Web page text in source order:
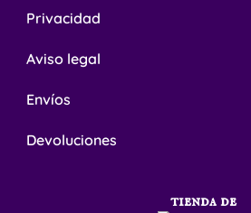
Privacidad
Aviso legal
Envíos
Devoluciones
tienda de